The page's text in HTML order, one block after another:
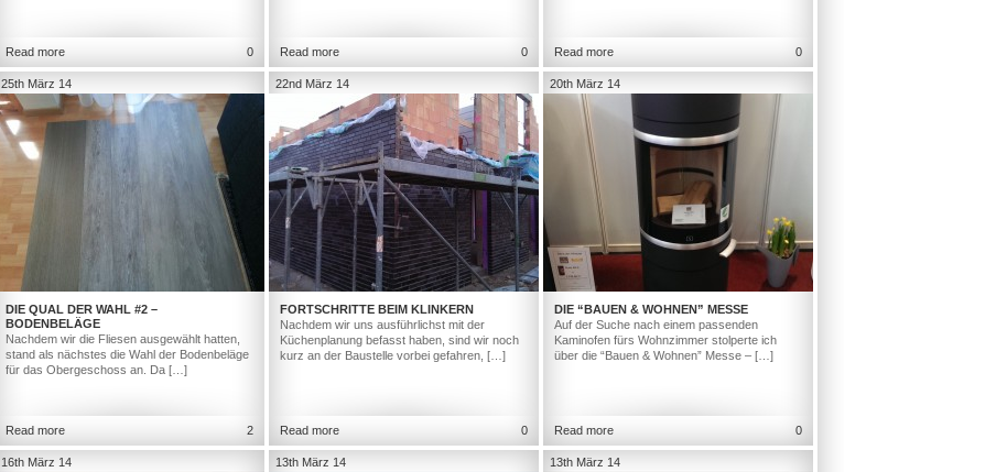
Read more 0 Read more 0 Read more 0
25th März 14
DIE QUAL DER WAHL #2 –
BODENBELÄGE
Nachdem wir die Fliesen ausgewählt hatten,
stand als nächstes die Wahl der Bodenbeläge
für das Obergeschoss an. Da […]
Read more 2
22nd März 14
FORTSCHRITTE BEIM KLINKERN
Nachdem wir uns ausführlichst mit der
Küchenplanung befasst haben, sind wir noch
kurz an der Baustelle vorbei gefahren, […]
Read more 0
20th März 14
DIE “BAUEN & WOHNEN” MESSE
Auf der Suche nach einem passenden
Kaminofen fürs Wohnzimmer stolperte ich
über die “Bauen & Wohnen” Messe – […]
Read more 0
16th März 14 13th März 14 13th März 14